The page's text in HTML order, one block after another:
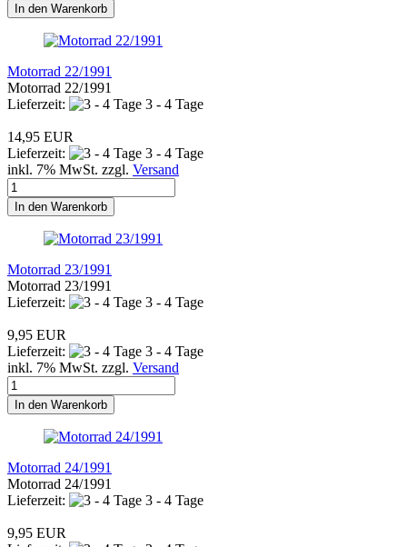
In den Warenkorb
Motorrad 22/1991
Motorrad 22/1991
Lieferzeit:
3 - 4 Tage
14,95 EUR
Lieferzeit:
3 - 4 Tage
inkl. 7% MwSt. zzgl. Versand
In den Warenkorb
Motorrad 23/1991
Motorrad 23/1991
Lieferzeit:
3 - 4 Tage
9,95 EUR
Lieferzeit:
3 - 4 Tage
inkl. 7% MwSt. zzgl. Versand
In den Warenkorb
Motorrad 24/1991
Motorrad 24/1991
Lieferzeit:
3 - 4 Tage
9,95 EUR